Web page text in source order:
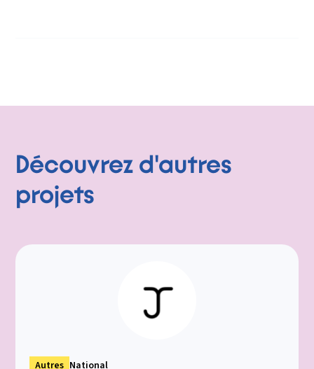
Découvrez d'autres
projets
Autres National